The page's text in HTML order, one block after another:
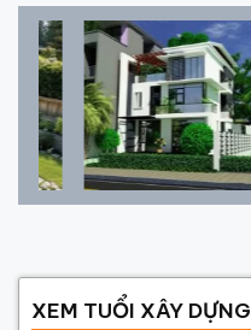
XEM TUỔI XÂY DỰNG